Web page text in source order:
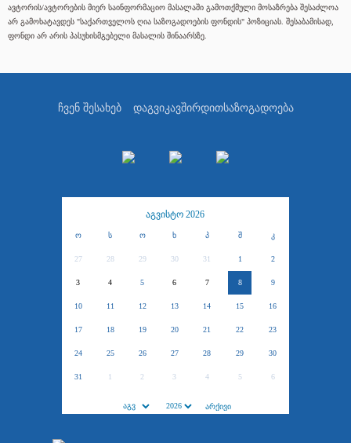
ავტორის/ავტორების მიერ საინფორმაციო მასალაში გამოთქმული მოსაზრება შესაძლოა
არ გამოხატავდეს "საქართველოს ღია საზოგადოების ფონდის" პოზიციას. შესაბამისად,
ფონდი არ არის პასუხისმგებელი მასალის შინაარსზე.
ჩვენ შესახებ დაგვიკავშირდითსაზოგადოება
აგვისტო 2026
ო ს ო ხ პ შ კ
27 28 29 30 31 1 2
3 4 5 6 7 8 9
10 11 12 13 14 15 16
17 18 19 20 21 22 23
24 25 26 27 28 29 30
31 1 2 3 4 5 6